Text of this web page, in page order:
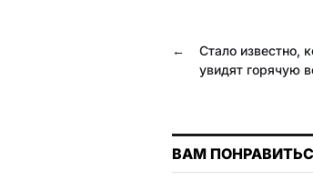
o
k
a
m
←
Стало известно,
увидят горячую
ВАМ